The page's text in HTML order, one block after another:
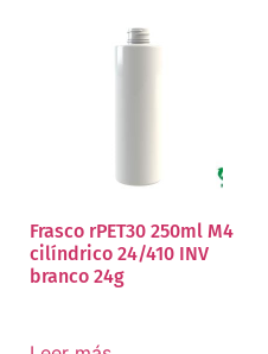
Frasco rPET30 250ml M4
cilíndrico 24/410 INV
branco 24g